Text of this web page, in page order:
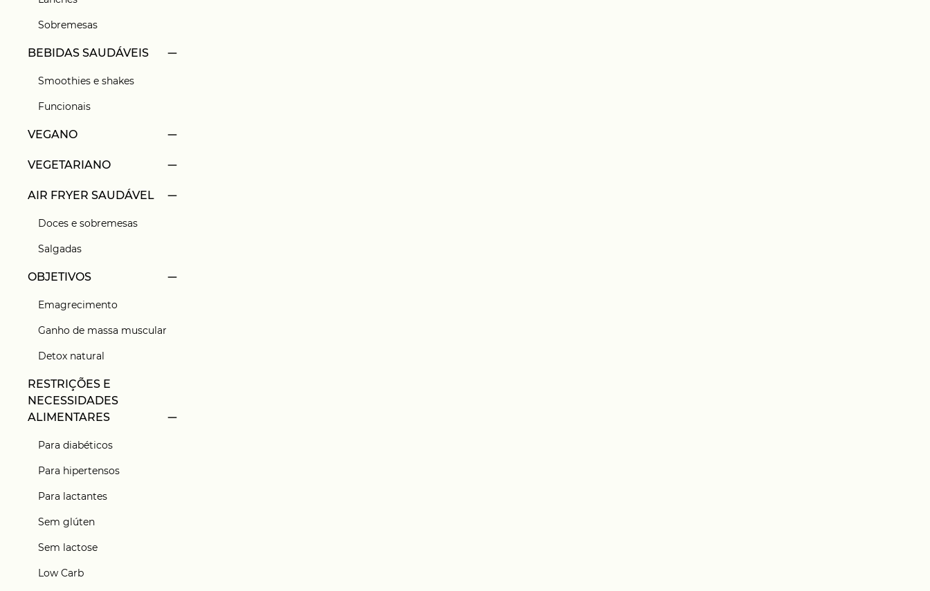
Sobremesas
BEBIDAS SAUDÁVEIS
Smoothies e shakes
Funcionais
VEGANO
VEGETARIANO
AIR FRYER SAUDÁVEL
Doces e sobremesas
Salgadas
OBJETIVOS
Emagrecimento
Ganho de massa muscular
Detox natural
RESTRIÇÕES E
NECESSIDADES
ALIMENTARES
Para diabéticos
Para hipertensos
Para lactantes
Sem glúten
Sem lactose
Low Carb